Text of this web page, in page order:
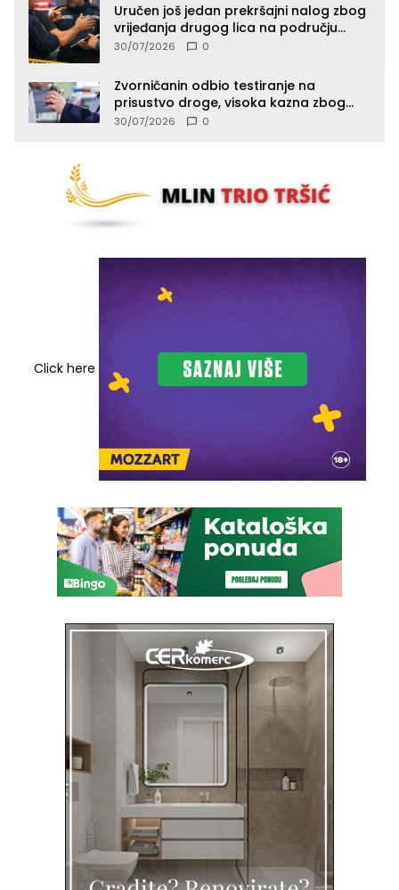
Uručen još jedan prekršajni nalog zbog
vrijeđanja drugog lica na području
Zvornika
30/07/2026 0
Zvorničanin odbio testiranje na
prisustvo droge, visoka kazna zbog
kršenja Zakona o osnovama
30/07/2026 0
Click here